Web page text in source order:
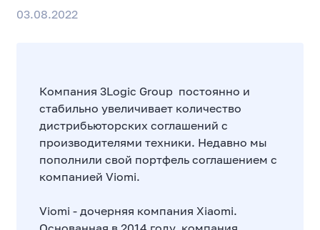
03.08.2022
Компания 3Logiс Group постоянно и
стабильно увеличивает количество
дистрибьюторских соглашений с
производителями техники. Недавно мы
пополнили свой портфель соглашением с
компанией Viomi.
Viomi - дочерняя компания Xiaomi.